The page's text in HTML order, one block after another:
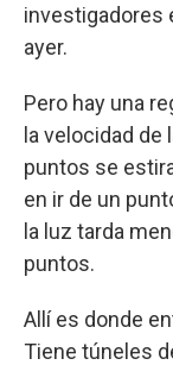
investigadores
ayer.
Pero hay una
la velocidad
puntos se
en ir de un
la luz tarda
puntos.
Allí es donde
Tiene túneles